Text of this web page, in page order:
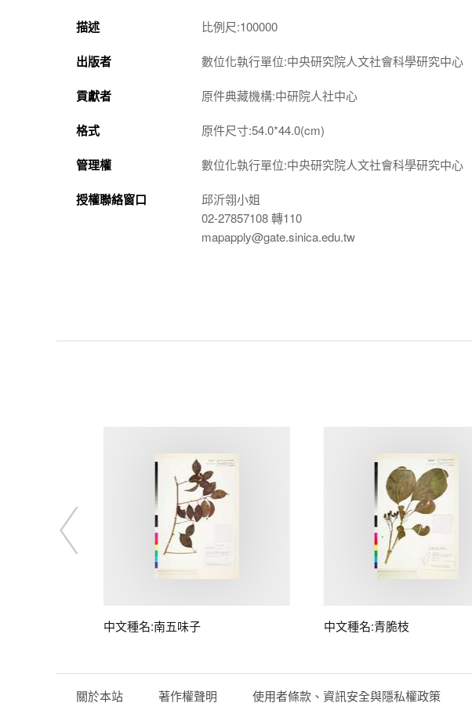
描述
比例尺:100000
出版者 數位化執行單位:中央研究院人文社會科學研究中心
貢獻者 原件典藏機構:中研院人社中心
格式 原件尺寸:54.0*44.0(cm)
管理權 數位化執行單位:中央研究院人文社會科學研究中心
授權聯絡窗口
邱沂翎小姐
02-27857108 轉110
mapapply@gate.sinica.edu.tw
中文種名:南五味子 中文種名:青脆枝
關於本站 著作權聲明 使用者條款、資訊安全與隱私權政策